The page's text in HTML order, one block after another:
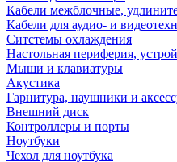
Кабели межблочные,
Кабели для аудио- и
Ситстемы охлаждения
Настольная периферия,
Мыши и клавиатуры
Акустика
Гарнитура, наушники и
Внешний диск
Контроллеры и порты
Ноутбуки
Чехол для ноутбука